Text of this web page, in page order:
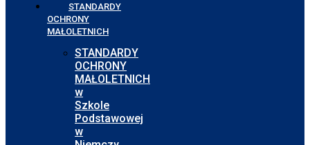
STANDARDY
OCHRONY
MAŁOLETNICH
STANDARDY
OCHRONY
MAŁOLETNICH
w
Szkole
Podstawowej
w